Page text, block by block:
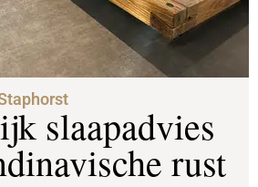
slaapadvies
rust